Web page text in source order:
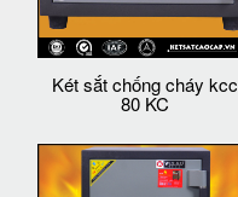
Két sắt chống cháy kcc
80 KC